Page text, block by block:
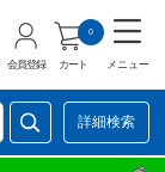
会員登録 カート
0
メニュー
詳細検索